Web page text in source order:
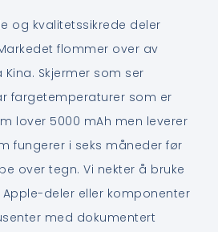
og kvalitetssikrede deler
flommer over av
Skjermer som ser
fargetemperaturer som er
lover 5000 mAh men leverer
fungerer i seks måneder før
over tegn. Vi nekter å bruke
deler eller komponenter
med dokumentert